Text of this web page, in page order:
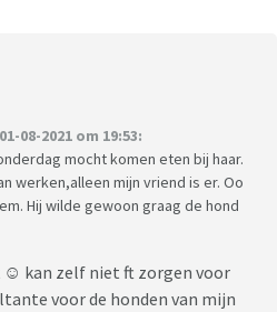
08-2021 om 19:53:
mocht komen eten bij haar.
werken,alleen mijn vriend is er. Oo
Hij wilde gewoon graag de hond
☺️ kan zelf niet ft zorgen voor
voor de honden van mijn